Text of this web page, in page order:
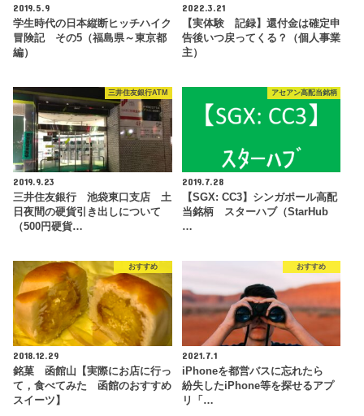
2019.5.9
学生時代の日本縦断ヒッチハイク
冒険記 その5（福島県～東京都
編）
2022.3.21
【実体験 記録】還付金は確定申
告後いつ戻ってくる？（個人事業
主）
三井住友銀行ATM
2019.9.23
三井住友銀行 池袋東口支店 土
日夜間の硬貨引き出しについて
（500円硬貨…
アセアン高配当銘柄
2019.7.28
【SGX: CC3】シンガポール高配
当銘柄 スターハブ（StarHub
…
おすすめ
2018.12.29
銘菓 函館山【実際にお店に行っ
て，食べてみた 函館のおすすめ
スイーツ】
おすすめ
2021.7.1
iPhoneを都営バスに忘れたら
紛失したiPhone等を探せるアプ
リ「…